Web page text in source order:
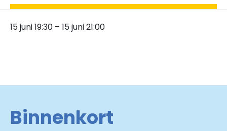
15 juni 19:30 – 15 juni 21:00
Binnenkort